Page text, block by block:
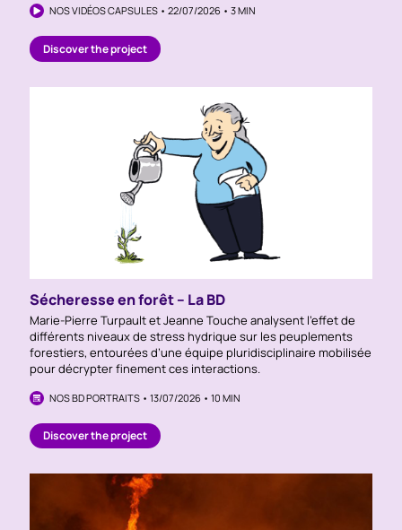
NOS VIDÉOS CAPSULES • 22/07/2026 • 3 MIN
Discover the project
Sécheresse en forêt – La BD
Marie-Pierre Turpault et Jeanne Touche analysent l’effet de
différents niveaux de stress hydrique sur les peuplements
forestiers, entourées d’une équipe pluridisciplinaire mobilisée
pour décrypter finement ces interactions.
NOS BD PORTRAITS • 13/07/2026 • 10 MIN
Discover the project